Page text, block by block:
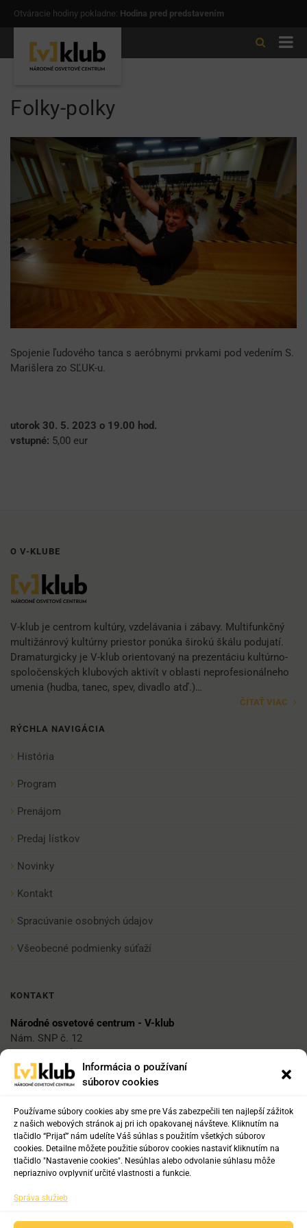
Informácia o používaní
súborov cookies
Používame súbory cookies aby sme pre Vás zabezpečili ten najlepší zážitok
z našich webových stránok aj pri ich opakovanej návšteve. Kliknutím na
tlačidlo “Prijať” nám udelíte Váš súhlas s použitím všetkých súborov
cookies. Detailne môžete použitie súborov cookies nastaviť kliknutím na
tlačidlo "Nastavenie cookies". Nesúhlas alebo odvolanie súhlasu môže
nepriaznivo ovplyvniť určité vlastnosti a funkcie.
Správa služieb
Otváracie hodiny pokladne: Hodina pred predstavením
Folky-polky
Spojenie ľudového tanca s aeróbnymi prvkami pod vedením S.
Marišlera zo SĽUK-u.
utorok 30. 5. 2023 o 19.00 hod.
vstupné: 5,00 eur
O V-KLUBE
V-klub je centrom kultúry, vzdelávania i zábavy. Multifunkčný
multižánrový kultúrny priestor ponúka širokú škálu podujatí.
Dramaturgicky je V-klub orientovaný na prezentáciu kultúrno-
spoločenských klubových aktivít v oblasti neprofesionálneho
umenia (hudba, tanec, spev, divadlo atď.)…
ČÍTAŤ VIAC
RÝCHLA NAVIGÁCIA
História
Program
Prenájom
Predaj lístkov
Novinky
Kontakt
Spracúvanie osobných údajov
Všeobecné podmienky súťaží
KONTAKT
Národné osvetové centrum - V-klub
Nám. SNP č. 12
812 34 Bratislava 1
vklub@nocka.sk
Tel:
+421 2 204 71 217
+421 918 817 141